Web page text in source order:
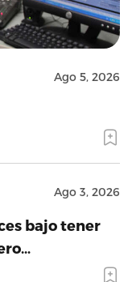
Ago 5, 2026
Ago 3, 2026
bajo tener